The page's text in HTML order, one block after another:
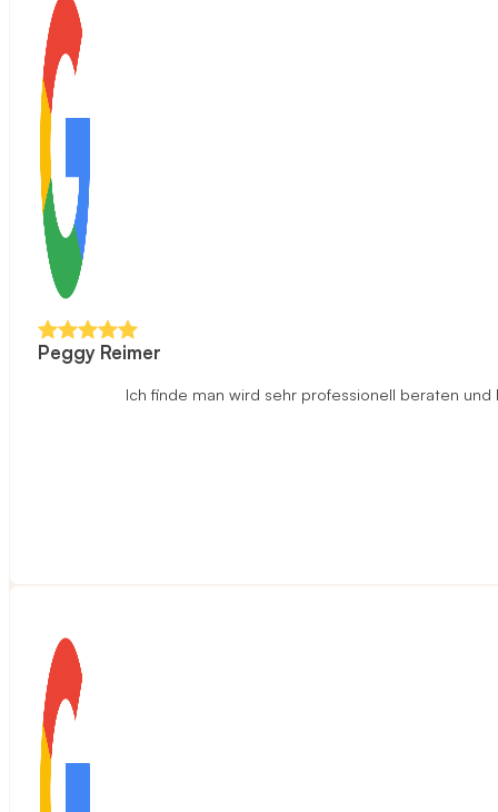
Peggy Reimer
Ich finde man wird sehr professionell beraten